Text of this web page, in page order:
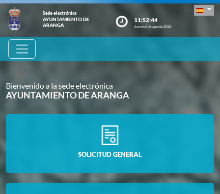
Sede electrónica
AYUNTAMIENTO DE
ARANGA
11:52:45
Jueves 6 de agosto 2026
Bienvenido a la sede electrónica
AYUNTAMIENTO DE ARANGA
SOLICITUD GENERAL